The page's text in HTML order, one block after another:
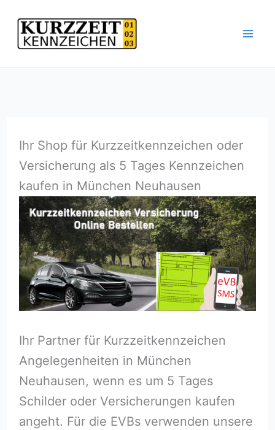
Inhalt
springen
Ihr Shop für Kurzzeitkennzeichen oder
Versicherung als 5 Tages Kennzeichen
kaufen in München Neuhausen
Ihr Partner für Kurzzeitkennzeichen
Angelegenheiten in München
Neuhausen, wenn es um 5 Tages
Schilder oder Versicherungen kaufen
angeht. Für die EVBs verwenden unsere